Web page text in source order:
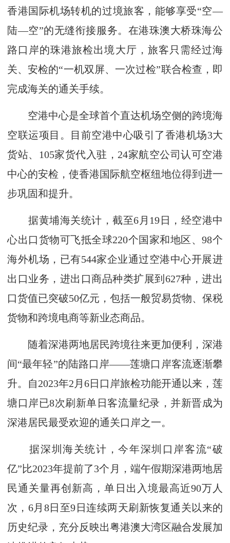
香港国际机场转机的过境旅客，能够享受“空—
陆—空”的无缝衔接服务。在港珠澳大桥珠海公
路口岸的珠港旅检出境大厅，旅客只需经过海
关、安检的“一机双屏、一次过检”联合检查，即
完成海关的通关手续。
空港中心是全球首个直达机场空侧的跨境海
空联运项目。目前空港中心吸引了香港机场3大
货站、105家货代入驻，24家航空公司认可空港
中心的安检，使香港国际航空枢纽地位得到进一
步巩固和提升。
据黄埔海关统计，截至6月19日，经空港中
心出口货物可飞抵全球220个国家和地区、98个
海外机场，已有544家企业通过空港中心开展进
出口业务，进出口商品种类扩展到627种，进出
口货值已突破50亿元，包括一般贸易货物、保税
货物和跨境电商等新业态商品。
随着深港两地居民跨境往来更加便利，深港
间“最年轻”的陆路口岸——莲塘口岸客流逐渐攀
升。自2023年2月6日口岸旅检功能开通以来，莲
塘口岸已8次刷新单日客流量纪录，并新晋成为
深港居民最受欢迎的通关口岸之一。
据深圳海关统计，今年深圳口岸客流“破
亿”比2023年提前了3个月，端午假期深港两地居
民通关量再创新高，单日出入境最高近90万人
次，6月8日至9日连续两天刷新恢复通关以来的
历史纪录，充分反映出粤港澳大湾区融合发展加